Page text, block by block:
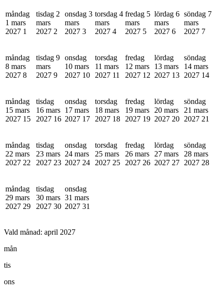
måndag
1 mars
2027 1
tisdag 2
mars
2027 2
onsdag 3
mars
2027 3
torsdag 4
mars
2027 4
fredag 5
mars
2027 5
lördag 6
mars
2027 6
söndag 7
mars
2027 7
måndag
8 mars
2027 8
tisdag 9
mars
2027 9
onsdag
10 mars
2027 10
torsdag
11 mars
2027 11
fredag
12 mars
2027 12
lördag
13 mars
2027 13
söndag
14 mars
2027 14
måndag
15 mars
2027 15
tisdag
16 mars
2027 16
onsdag
17 mars
2027 17
torsdag
18 mars
2027 18
fredag
19 mars
2027 19
lördag
20 mars
2027 20
söndag
21 mars
2027 21
måndag
22 mars
2027 22
tisdag
23 mars
2027 23
onsdag
24 mars
2027 24
torsdag
25 mars
2027 25
fredag
26 mars
2027 26
lördag
27 mars
2027 27
söndag
28 mars
2027 28
måndag
29 mars
2027 29
tisdag
30 mars
2027 30
onsdag
31 mars
2027 31
Vald månad: april 2027
mån
tis
ons